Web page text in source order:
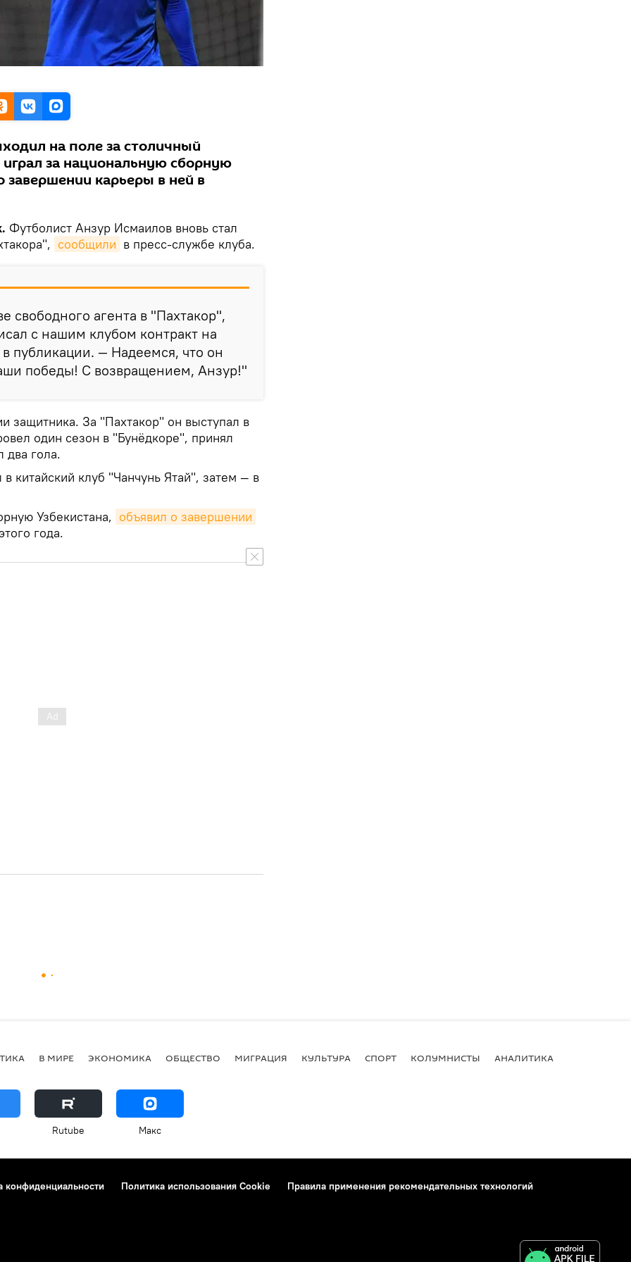
на поле за столичный
за национальную сборную
завершении карьеры в ней в
Футболист Анзур Исмаилов вновь стал
сообщили в пресс-службе клуба.
свободного агента в "Пахтакор",
с нашим клубом контракт на
публикации. — Надеемся, что он
победы! С возвращением, Анзур!"
защитника. За "Пахтакор" он выступал в
один сезон в "Бунёдкоре", принял
два гола.
китайский клуб "Чанчунь Ятай", затем — в
Узбекистана, объявил о завершении
года.
В МИРЕ ЭКОНОМИКА ОБЩЕСТВО МИГРАЦИЯ КУЛЬТУРА СПОРТ КОЛУМНИСТЫ АНАЛИТИКА
Rutube Макс
конфиденциальности Политика использования Cookie
Правила применения рекомендательных технологий